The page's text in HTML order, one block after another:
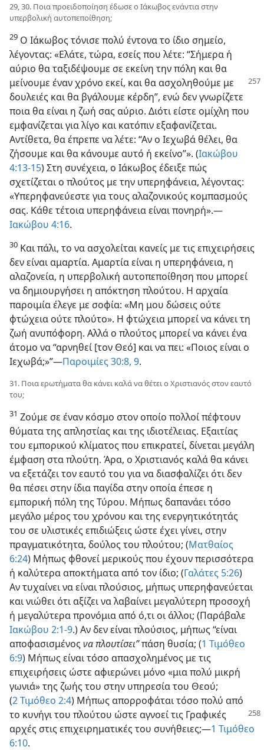
29, 30. Ποια προειδοποίηση έδωσε ο Ιάκωβος ενάντια στην
υπερβολική αυτοπεποίθηση;
29 Ο Ιάκωβος τόνισε πολύ έντονα το ίδιο σημείο,
λέγοντας: «Ελάτε, τώρα, εσείς που λέτε: “Σήμερα ή
αύριο θα ταξιδέψουμε σε εκείνη την πόλη και θα
μείνουμε έναν χρόνο εκεί, και θα ασχοληθούμε με
δουλειές και θα βγάλουμε κέρδη”, ενώ δεν γνωρίζετε
ποια θα είναι η ζωή σας αύριο. Διότι είστε ομίχλη που
εμφανίζεται για λίγο και κατόπιν εξαφανίζεται.
Αντίθετα, θα έπρεπε να λέτε: “Αν ο Ιεχωβά θέλει, θα
ζήσουμε και θα κάνουμε αυτό ή εκείνο”». (Ιακώβου
4:13-15) Στη συνέχεια, ο Ιάκωβος έδειξε πώς
σχετίζεται ο πλούτος με την υπερηφάνεια, λέγοντας:
«Υπερηφανεύεστε για τους αλαζονικούς κομπασμούς
σας. Κάθε τέτοια υπερηφάνεια είναι πονηρή».—
Ιακώβου 4:16.
30 Και πάλι, το να ασχολείται κανείς με τις επιχειρήσεις
δεν είναι αμαρτία. Αμαρτία είναι η υπερηφάνεια, η
αλαζονεία, η υπερβολική αυτοπεποίθηση που μπορεί
να δημιουργήσει η απόκτηση πλούτου. Η αρχαία
παροιμία έλεγε με σοφία: «Μη μου δώσεις ούτε
φτώχεια ούτε πλούτο». Η φτώχεια μπορεί να κάνει τη
ζωή ανυπόφορη. Αλλά ο πλούτος μπορεί να κάνει ένα
άτομο να “αρνηθεί [τον Θεό] και να πει: «Ποιος είναι ο
Ιεχωβά;»”—Παροιμίες 30:8, 9.
31. Ποια ερωτήματα θα κάνει καλά να θέτει ο Χριστιανός στον εαυτό
του;
31 Ζούμε σε έναν κόσμο στον οποίο πολλοί πέφτουν
θύματα της απληστίας και της ιδιοτέλειας. Εξαιτίας
του εμπορικού κλίματος που επικρατεί, δίνεται μεγάλη
έμφαση στα πλούτη. Άρα, ο Χριστιανός καλά θα κάνει
να εξετάζει τον εαυτό του για να διασφαλίζει ότι δεν
θα πέσει στην ίδια παγίδα στην οποία έπεσε η
εμπορική πόλη της Τύρου. Μήπως δαπανάει τόσο
μεγάλο μέρος του χρόνου και της ενεργητικότητάς
του σε υλιστικές επιδιώξεις ώστε έχει γίνει, στην
πραγματικότητα, δούλος του πλούτου; (Ματθαίος
6:24) Μήπως φθονεί μερικούς που έχουν περισσότερα
ή καλύτερα αποκτήματα από τον ίδιο; (Γαλάτες 5:26)
Αν τυχαίνει να είναι πλούσιος, μήπως υπερηφανεύεται
και νιώθει ότι αξίζει να λαβαίνει μεγαλύτερη προσοχή
ή μεγαλύτερα προνόμια από ό,τι οι άλλοι; (Παράβαλε
Ιακώβου 2:1-9.) Αν δεν είναι πλούσιος, μήπως “είναι
αποφασισμένος να πλουτίσει”πάση θυσία; (1 Τιμόθεο
6:9) Μήπως είναι τόσο απασχολημένος με τις
επιχειρήσεις ώστε αφιερώνει μόνο «μια πολύ μικρή
γωνιά» της ζωής του στην υπηρεσία του Θεού;
(2 Τιμόθεο 2:4) Μήπως απορροφάται τόσο πολύ από
το κυνήγι του πλούτου ώστε αγνοεί τις Γραφικές
αρχές στις επιχειρηματικές του συνήθειες;—1 Τιμόθεο
6:10.